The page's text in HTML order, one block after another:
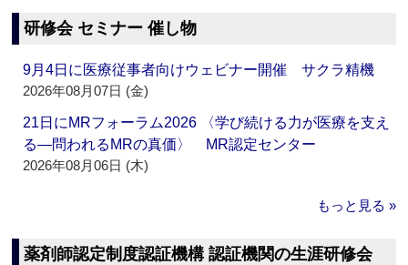
研修会 セミナー 催し物
9月4日に医療従事者向けウェビナー開催 サクラ精機
2026年08月07日 (金)
21日にMRフォーラム2026 〈学び続ける力が医療を支え
る―問われるMRの真価〉 MR認定センター
2026年08月06日 (木)
もっと見る »
薬剤師認定制度認証機構 認証機関の生涯研修会